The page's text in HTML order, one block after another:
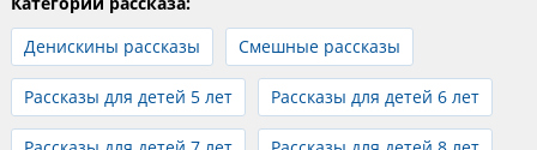
Денискины рассказы
Смешные рассказы
Рассказы для детей 5 лет Рассказы для детей 6 лет